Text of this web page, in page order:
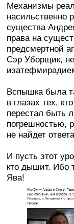
Механизмы
насильственно
существа
права на
предсмертной
Сэр Уборщик,
Вспышка была
в глазах тех,
перестал быть
погрешностью,
не найдет
И пусть этот
кто дышит. Ибо
Ява!